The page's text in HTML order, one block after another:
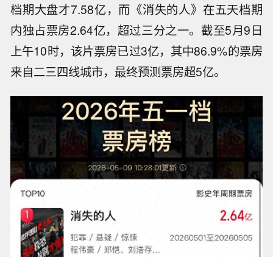
档期大盘才7.58亿，而《消失的人》在五天档期
内独占票房2.64亿，超过三分之一。截至5月9日
上午10时，该片票房已过3亿，其中86.9%的票房
来自二三四线城市，最终预测票房超5亿。